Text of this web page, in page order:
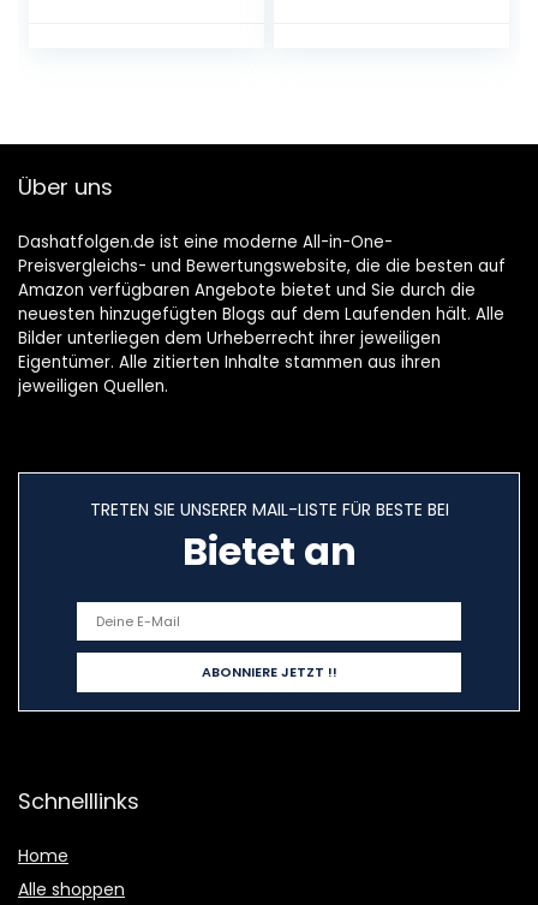
Über uns
Dashatfolgen.de ist eine moderne All-in-One-
Preisvergleichs- und Bewertungswebsite, die die besten auf
Amazon verfügbaren Angebote bietet und Sie durch die
neuesten hinzugefügten Blogs auf dem Laufenden hält. Alle
Bilder unterliegen dem Urheberrecht ihrer jeweiligen
Eigentümer. Alle zitierten Inhalte stammen aus ihren
jeweiligen Quellen.
TRETEN SIE UNSERER MAIL-LISTE FÜR BESTE BEI
Bietet an
Schnelllinks
Home
Alle shoppen